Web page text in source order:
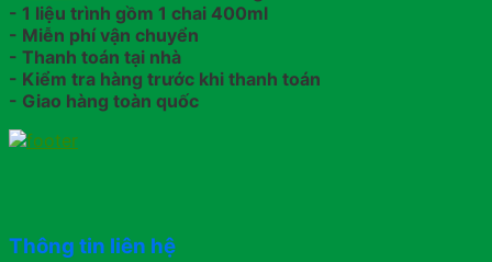
- 1 liệu trình gồm 1 chai 400ml
- Miễn phí vận chuyển
- Thanh toán tại nhà
- Kiểm tra hàng trước khi thanh toán
- Giao hàng toàn quốc
Thông tin liên hệ